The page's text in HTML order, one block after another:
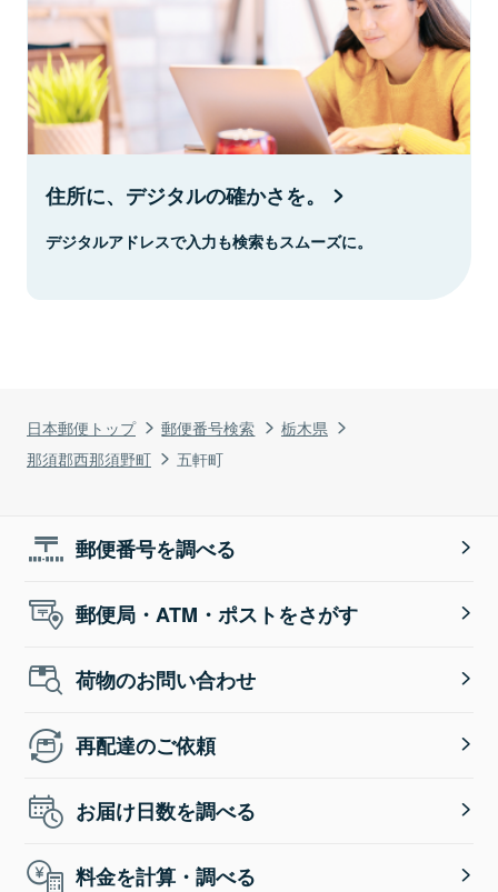
日本郵便トップ 郵便番号検索
栃木県
那須郡西那須野町
五軒町
住所に、デジタルの確かさを。
デジタルアドレスで入力も検索もスムーズに。
郵便番号を調べる
郵便局・ATM・ポストをさがす
荷物のお問い合わせ
再配達のご依頼
お届け日数を調べる
料金を計算・調べる